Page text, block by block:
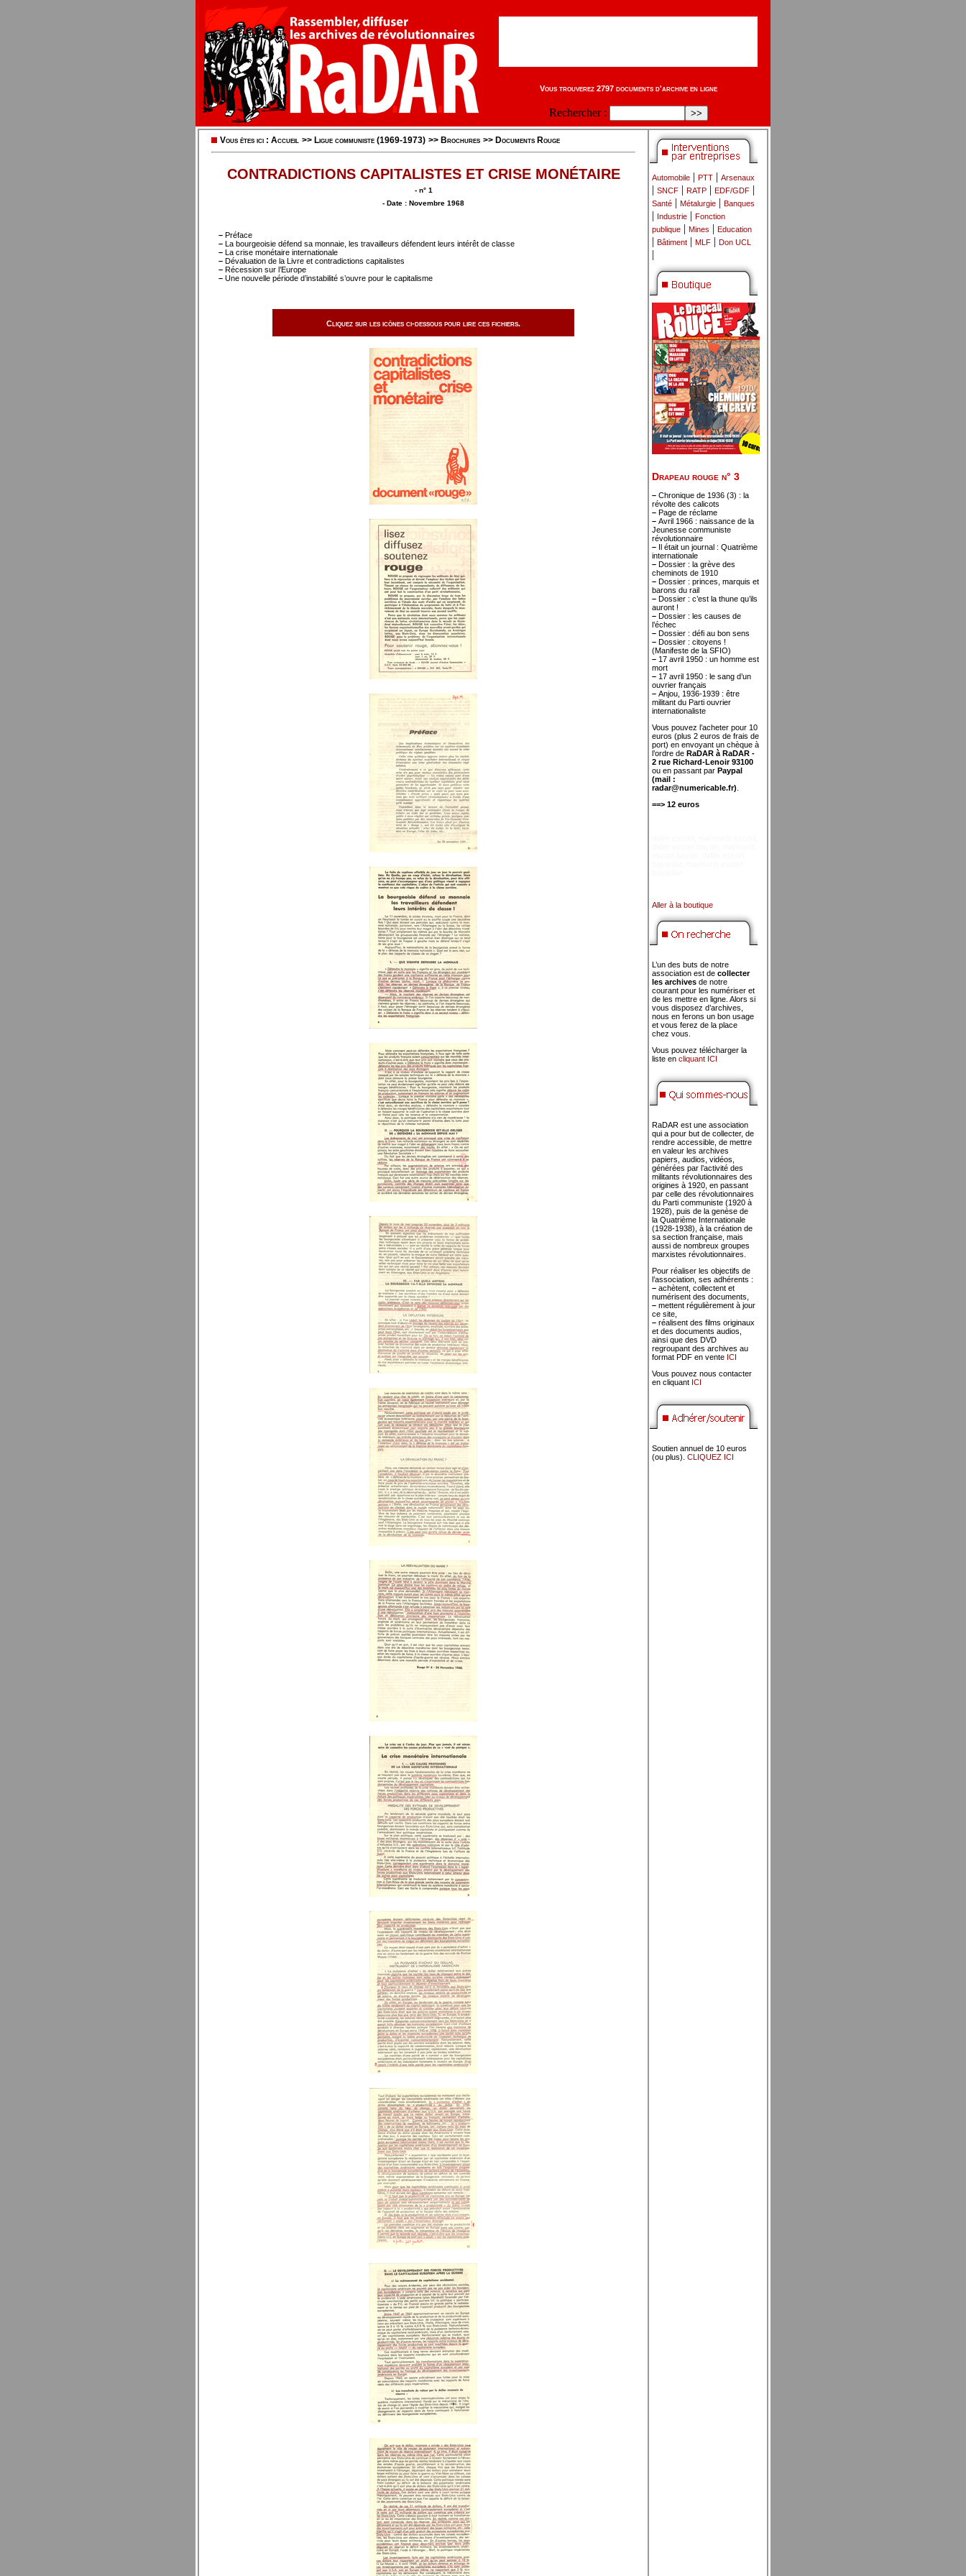
Vous trouverez 2797 documents d'archive en ligne
Rechercher :
Vous êtes ici : Accueil >> Ligue communiste (1969-1973) >> Brochures >> Documents Rouge
CONTRADICTIONS CAPITALISTES ET CRISE MONÉTAIRE
- n° 1
- Date : Novembre 1968
– Préface
– La bourgeoisie défend sa monnaie, les travailleurs défendent leurs intérêt de classe
– La crise monétaire internationale
– Dévaluation de la Livre et contradictions capitalistes
– Récession sur l’Europe
– Une nouvelle période d’instabilité s’ouvre pour le capitalisme
Cliquez sur les icônes ci-dessous pour lire ces fichiers.
Automobile | PTT | Arsenaux
| SNCF | RATP | EDF/GDF |
Santé | Métalurgie | Banques
| Industrie | Fonction
publique | Mines | Education
| Bâtiment | MLF | Don UCL
|
Drapeau rouge n° 3
– Chronique de 1936 (3) : la
révolte des calicots
– Page de réclame
– Avril 1966 : naissance de la
Jeunesse communiste
révolutionnaire
– Il était un journal : Quatrième
internationale
– Dossier : la grève des
cheminots de 1910
– Dossier : princes, marquis et
barons du rail
– Dossier : c’est la thune qu’ils
auront !
– Dossier : les causes de
l’échec
– Dossier : défi au bon sens
– Dossier : citoyens !
(Manifeste de la SFIO)
– 17 avril 1950 : un homme est
mort
– 17 avril 1950 : le sang d’un
ouvrier français
– Anjou, 1936-1939 : être
militant du Parti ouvrier
internationaliste
Vous pouvez l’acheter pour 10
euros (plus 2 euros de frais de
port) en envoyant un chèque à
l’ordre de RaDAR à RaDAR -
2 rue Richard-Lenoir 93100
ou en passant par Paypal
(mail :
radar@numericable.fr)
==> 12 euros
Aller à la boutique
L’un des buts de notre
association est de collecter
les archives de notre
courant pour les numériser et
de les mettre en ligne. Alors si
vous disposez d’archives,
nous en ferons un bon usage
et vous ferez de la place
chez vous.
Vous pouvez télécharger la
liste en cliquant ICI
RaDAR est une association
qui a pour but de collecter, de
rendre accessible, de mettre
en valeur les archives
papiers, audios, vidéos,
générées par l’activité des
militants révolutionnaires des
origines à 1920, en passant
par celle des révolutionnaires
du Parti communiste (1920 à
1928), puis de la genèse de
la Quatrième Internationale
(1928-1938), à la création de
sa section française, mais
aussi de nombreux groupes
marxistes révolutionnaires.
Pour réaliser les objectifs de
l’association, ses adhérents :
– achètent, collectent et
numérisent des documents,
– mettent régulièrement à jour
ce site,
– réalisent des films originaux
et des documents audios,
ainsi que des DVD
regroupant des archives au
format PDF en vente ICI
Vous pouvez nous contacter
en cliquant ICI
Soutien annuel de 10 euros
(ou plus). CLIQUEZ ICI